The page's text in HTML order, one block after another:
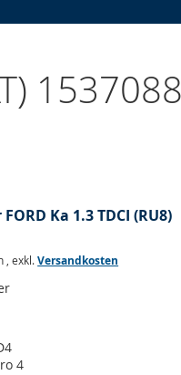
Ka 1.3 TDCI (RU8)
,exkl.Versandkosten
4